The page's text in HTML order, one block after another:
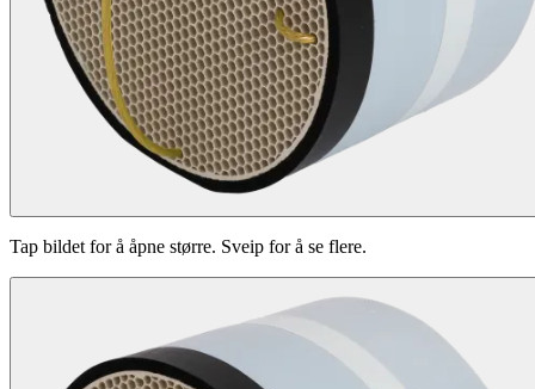
Tap bildet for å åpne større. Sveip for å se flere.